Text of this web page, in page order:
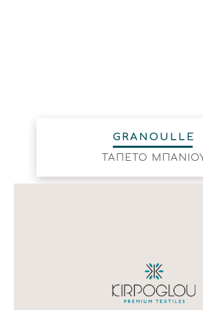
GRANOULLE
ΤΑΠΕΤΟ